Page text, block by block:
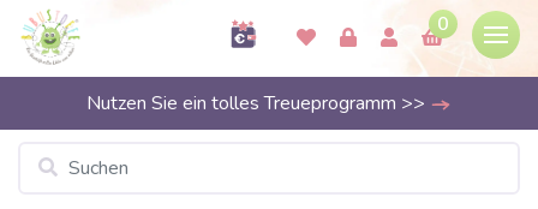
0
Nutzen Sie ein tolles Treueprogramm >>